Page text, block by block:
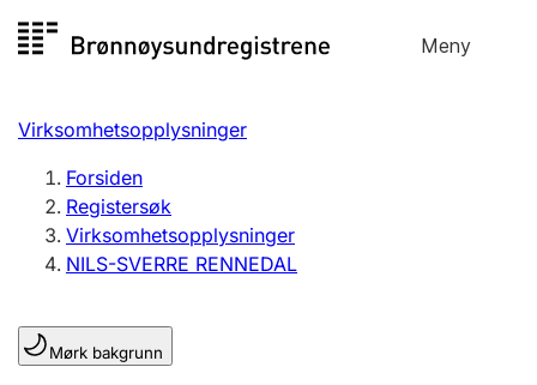
til
Meny
Registersøk
Aksjeselskap
Enkeltpersonforetak
Registrere, endre, slette
Lag og forening
Virksomhetsopplysninger
Forsiden
Registersøk
Virksomhetsopplysninger
NILS-SVERRE RENNEDAL
Mørk bakgrunn